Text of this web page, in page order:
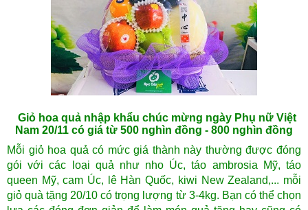
Giỏ hoa quả nhập khẩu chúc mừng ngày Phụ nữ Việt
Nam 20/11 có giá từ 500 nghìn đồng - 800 nghìn đồng
Mỗi giỏ hoa quả có mức giá thành này thường được đóng
gói với các loại quả như nho Úc, táo ambrosia Mỹ, táo
queen Mỹ, cam Úc, lê Hàn Quốc, kiwi New Zealand,... mỗi
giỏ quà tặng 20/10 có trọng lượng từ 3-4kg. Bạn có thể chọn